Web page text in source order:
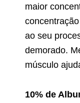
maior
ao seu
demorado.
músculo
10% de